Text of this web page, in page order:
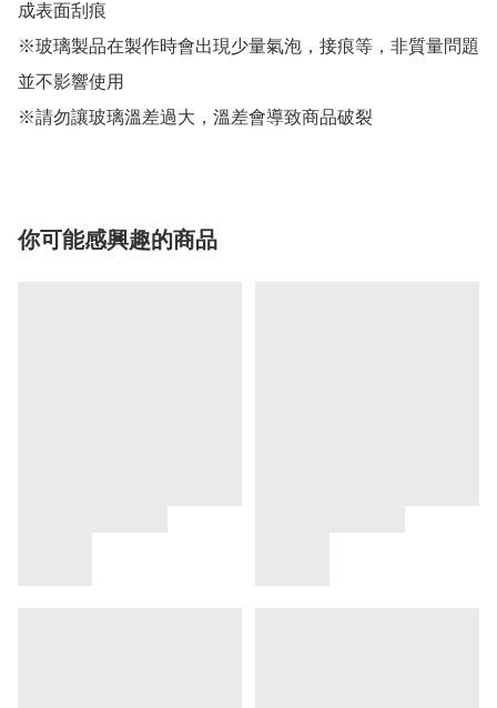
成表面刮痕
※玻璃製品在製作時會出現少量氣泡，接痕等，非質量問題
並不影響使用
你可能感興趣的商品